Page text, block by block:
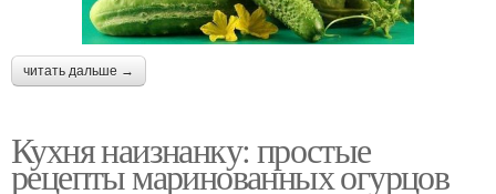
читать дальше →
Кухня наизнанку: простые
рецепты маринованных огурцов